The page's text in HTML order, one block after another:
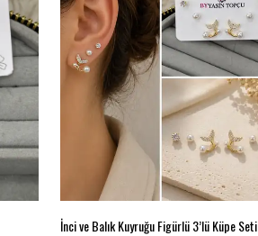
İnci ve Balık Kuyruğu Figürlü 3’lü Küpe Seti